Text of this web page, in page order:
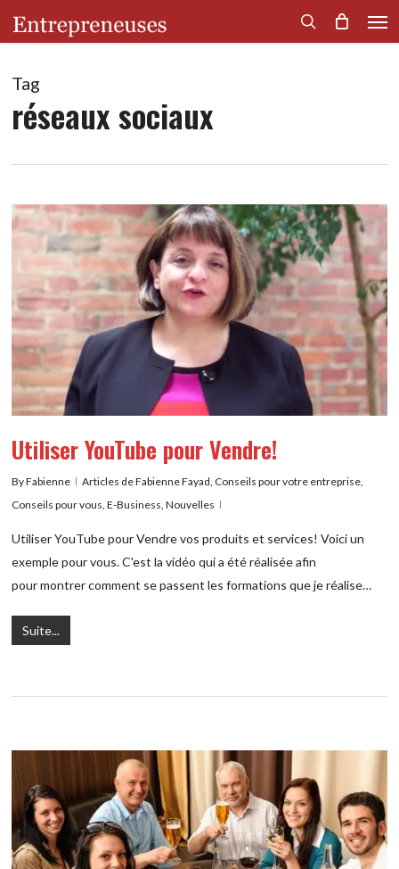
content
search
Tag
réseaux sociaux
Utiliser YouTube pour Vendre!
ByFabienne Articles de Fabienne Fayad, Conseils pour votre entreprise,
Conseils pour vous,E-Business,Nouvelles
Utiliser YouTube pour Vendre vos produits et services! Voici un
exemple pour vous. C'est la vidéo qui a été réalisée afin
pour montrer comment se passent les formations que je réalise…
Suite...